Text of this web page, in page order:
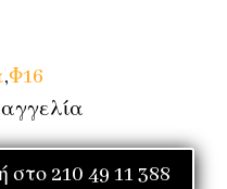
,Φ16
210 49 11 388